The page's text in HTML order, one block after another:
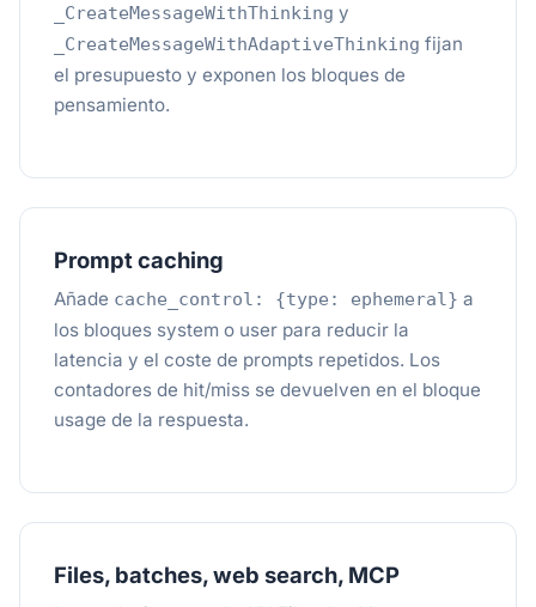
_CreateMessageWithThinking y
_CreateMessageWithAdaptiveThinking fijan
el presupuesto y exponen los bloques de
pensamiento.
Prompt caching
Añade cache_control: {type: ephemeral} a
los bloques system o user para reducir la
latencia y el coste de prompts repetidos. Los
contadores de hit/miss se devuelven en el bloque
usage de la respuesta.
Files, batches, web search, MCP